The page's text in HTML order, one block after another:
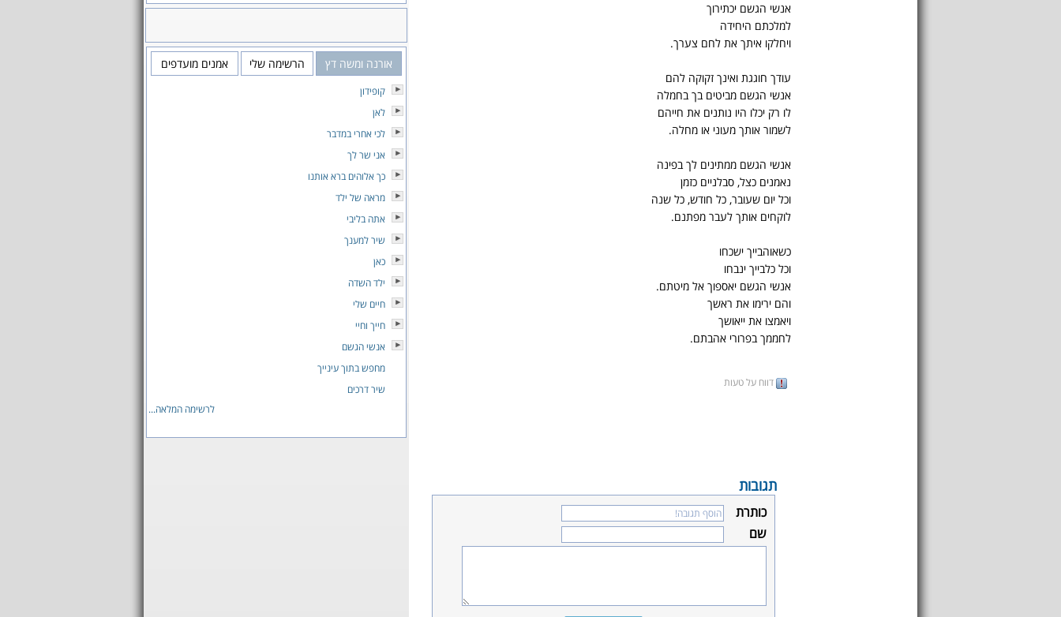
אנשי הגשם יכתירוך
למלכתם היחידה
ויחלקו איתך את לחם צערך.
עודך חוגגת ואינך זקוקה להם
אנשי הגשם מביטים בך בחמלה
לו רק יכלו היו נותנים את חייהם
לשמור אותך מעוני או מחלה.
אנשי הגשם ממתינים לך בפינה
נאמנים כצל, סבלניים כזמן
וכל יום שעובר, כל חודש, כל שנה
לוקחים אותך לעבר מפתנם.
כשאוהבייך ישכחו
וכל כלבייך ינבחו
אנשי הגשם יאספוך אל מיטתם.
והם ירימו את ראשך
ויאמצו את ייאושך
לחממך בפרורי אהבתם.
דווח על טעות
תגובות
כותרת
שם
אורנה ומשה דץ הרשימה שלי אמנים מועדפים
קופידון
לאן
לכי אחרי במדבר
אני שר לך
כך אלוהים ברא אותנו
מראה של ילד
אתה בליבי
שיר למענך
כאן
ילד השדה
חיים שלי
חייך וחיי
אנשי הגשם
מחפש בתוך עינייך
שיר דרכים
לרשימה המלאה...